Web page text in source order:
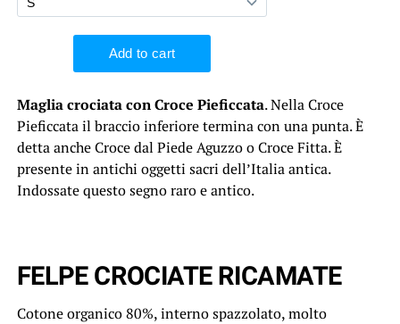
Maglia crociata con Croce Pieficcata. Nella Croce
Pieficcata il braccio inferiore termina con una punta. È
detta anche Croce dal Piede Aguzzo o Croce Fitta. È
presente in antichi oggetti sacri dell’Italia antica.
Indossate questo segno raro e antico.
FELPE CROCIATE RICAMATE
Cotone organico 80%, interno spazzolato, molto